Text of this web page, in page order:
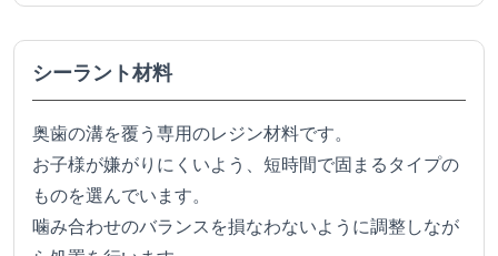
シーラント材料
奥歯の溝を覆う専用のレジン材料です。
お子様が嫌がりにくいよう、短時間で固まるタイプの
ものを選んでいます。
噛み合わせのバランスを損なわないように調整しなが